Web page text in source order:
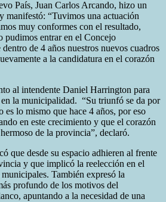
País, Juan Carlos Arcando, hizo un
manifestó: “Tuvimos una actuación
muy conformes con el resultado,
pudimos entrar en el Concejo
de 4 años nuestros nuevos cuadros
a la candidatura en el corazón
al intendente Daniel Harrington para
la municipalidad. “Su triunfó se da por
es lo mismo que hace 4 años, por eso
en este crecimiento y que el corazón
de la provincia”, declaró.
que desde su espacio adhieren al frente
y que implicó la reelección en el
También expresó la
profundo de los motivos del
apuntando a la necesidad de una